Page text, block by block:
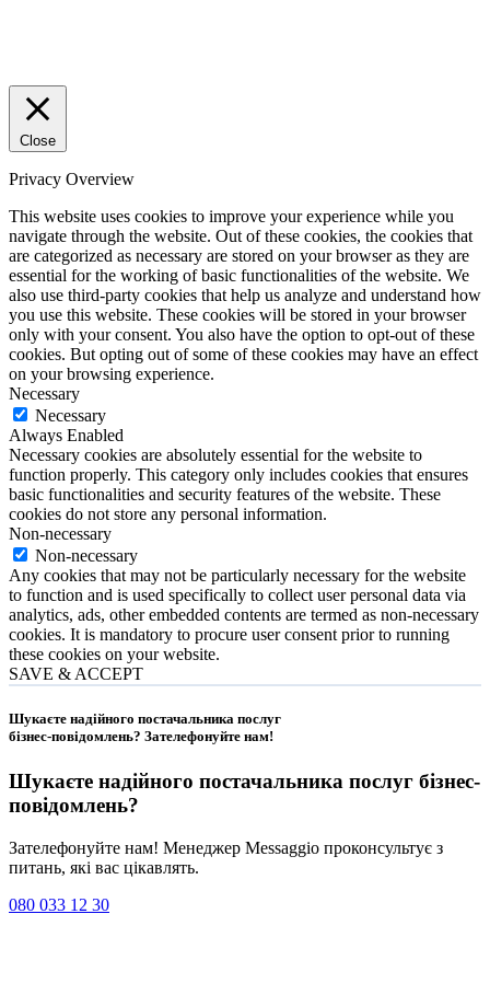
Close
Privacy Overview
This website uses cookies to improve your experience while you
navigate through the website. Out of these cookies, the cookies that
are categorized as necessary are stored on your browser as they are
essential for the working of basic functionalities of the website. We
also use third-party cookies that help us analyze and understand how
you use this website. These cookies will be stored in your browser
only with your consent. You also have the option to opt-out of these
cookies. But opting out of some of these cookies may have an effect
on your browsing experience.
Necessary
Necessary
Always Enabled
Necessary cookies are absolutely essential for the website to
function properly. This category only includes cookies that ensures
basic functionalities and security features of the website. These
cookies do not store any personal information.
Non-necessary
Non-necessary
Any cookies that may not be particularly necessary for the website
to function and is used specifically to collect user personal data via
analytics, ads, other embedded contents are termed as non-necessary
cookies. It is mandatory to procure user consent prior to running
these cookies on your website.
SAVE & ACCEPT
Шукаєте надійного постачальника послуг
бізнес-повідомлень? Зателефонуйте нам!
Шукаєте надійного постачальника послуг бізнес-
повідомлень?
Зателефонуйте нам! Менеджер Messaggio проконсультує з
питань, які вас цікавлять.
080 033 12 30